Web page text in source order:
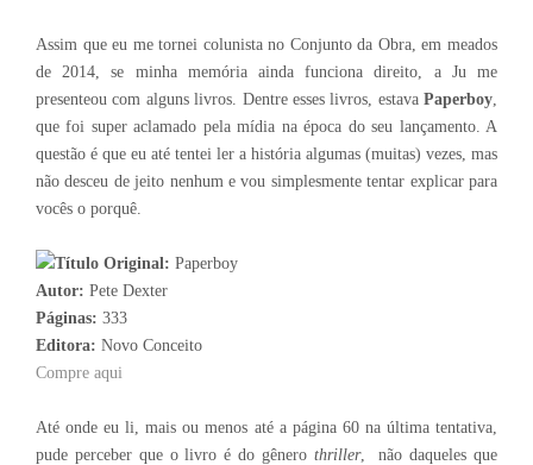
Assim que eu me tornei colunista no Conjunto da Obra, em meados
de 2014, se minha memória ainda funciona direito, a Ju me
presenteou com alguns livros. Dentre esses livros, estava Paperboy
que foi super aclamado pela mídia na época do seu lançamento. A
questão é que eu até tentei ler a história algumas (muitas) vezes, mas
não desceu de jeito nenhum e vou simplesmente tentar explicar para
vocês o porquê.
Título Original: Paperboy
Autor: Pete Dexter
Páginas: 333
Editora: Novo Conceito
Compre aqui
Até onde eu li, mais ou menos até a página 60 na última tentativa,
pude perceber que o livro é do gênero thriller, não daqueles que